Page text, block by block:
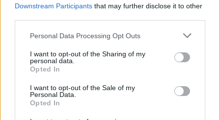
Downstream Participants that may further disclose it to other
Please note that this website/app uses one or more Google
not limited to your visit or usage behaviour. You may click to
grant or deny consent to Google and its third-party tags to
use your data for below specified purposes in below Google
consent section.
Personal Data Processing Opt Outs
I want to opt-out of the Sharing of my
personal data.
Opted In
I want to opt-out of the Sale of my
Personal Data.
Opted In
Agosto de
2022
$
0,2413
$
0,2220
$ 0,2630
$
0,2425
13%
Setembro
de 2022
$
0,2726
$
0,2590
$ 0,3244 13%
Outubro
$
Novembro
$